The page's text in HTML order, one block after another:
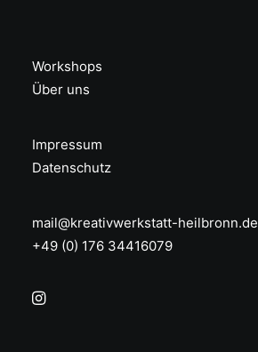
Workshops
Über uns
Impressum
Datenschutz
mail@kreativwerkstatt-heilbronn.de
+49 (0) 176 34416079